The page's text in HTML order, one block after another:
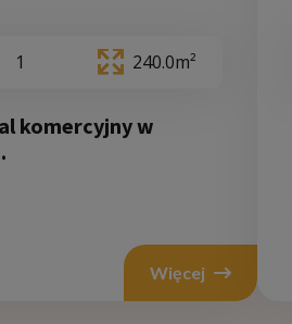
Więcej
1 240.0m²
komercyjny w
Więcej